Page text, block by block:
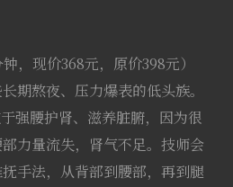
，现价368元，原价398元）
期熬夜、压力爆表的低头族。
强腰护肾、滋养脏腑，因为很
力量流失，肾气不足。技师会
手法，从背部到腰部，再到腿